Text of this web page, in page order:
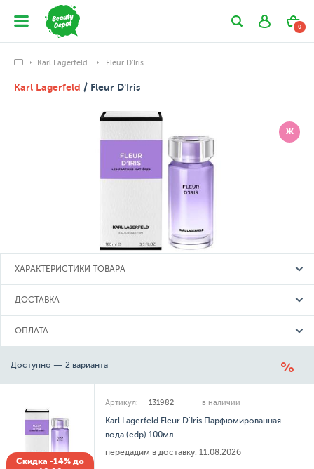
0
Karl Lagerfeld Fleur D'Iris
Karl Lagerfeld / Fleur D'Iris
Ж
ХАРАКТЕРИСТИКИ ТОВАРА
ДОСТАВКА
ОПЛАТА
Доступно — 2 варианта
Скидка -14% до
Артикул: 131982 в наличии
Karl Lagerfeld Fleur D'Iris Парфюмированная
вода (edp) 100мл
передадим в доставку: 11.08.2026